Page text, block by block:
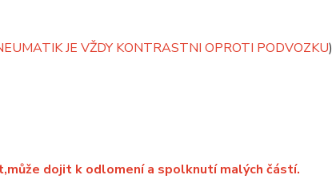
JE VŽDY KONTRASTNI OPROTI PODVOZKU)
dojit k odlomení a spolknutí malých částí.